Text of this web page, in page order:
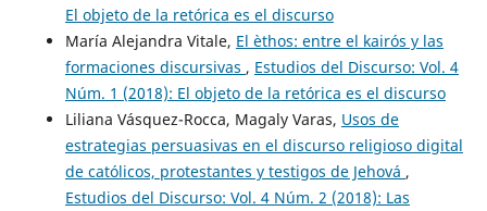
El objeto de la retórica es el discurso
María Alejandra Vitale, El èthos: entre el kairós y las
formaciones discursivas , Estudios del Discurso: Vol. 4
Núm. 1 (2018): El objeto de la retórica es el discurso
Liliana Vásquez-Rocca, Magaly Varas, Usos de
estrategias persuasivas en el discurso religioso digital
de católicos, protestantes y testigos de Jehová ,
Estudios del Discurso: Vol. 4 Núm. 2 (2018): Las